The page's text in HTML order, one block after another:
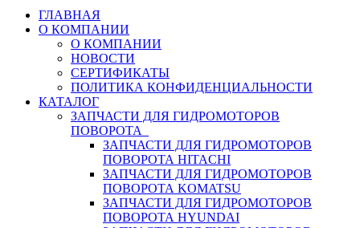
ГЛАВНАЯ
О КОМПАНИИ
О КОМПАНИИ
НОВОСТИ
СЕРТИФИКАТЫ
ПОЛИТИКА КОНФИДЕНЦИАЛЬНОСТИ
КАТАЛОГ
ЗАПЧАСТИ ДЛЯ ГИДРОМОТОРОВ
ПОВОРОТА
ЗАПЧАСТИ ДЛЯ ГИДРОМОТОРОВ
ПОВОРОТА HITACHI
ЗАПЧАСТИ ДЛЯ ГИДРОМОТОРОВ
ПОВОРОТА KOMATSU
ЗАПЧАСТИ ДЛЯ ГИДРОМОТОРОВ
ПОВОРОТА HYUNDAI